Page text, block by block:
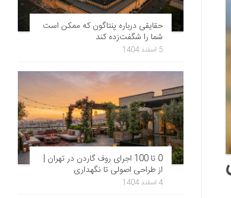
حقایقی درباره پنتاگون که ممکن است
شما را شگفت‌زده کند
5 اسفند 1404
0 تا 100 اجرای روف گاردن در تهران |
از طراحی اصولی تا نگهداری
4 اسفند 1404